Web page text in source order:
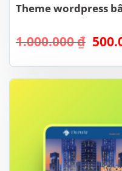
Theme wordpress
1.000.000₫ Giá
là: